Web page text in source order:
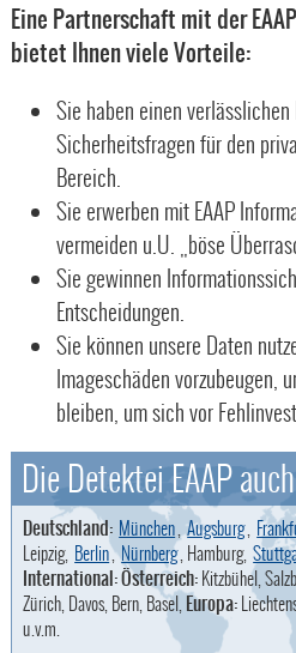
Eine Partnerschaft mit der
bietet Ihnen viele Vorteile:
Sie haben einen
Sicherheitsfragen für den
Bereich.
Sie erwerben mit EAAP
vermeiden u.U. „böse
Sie gewinnen
Entscheidungen.
Sie können unsere Daten
Imageschäden vorzubeugen,
bleiben, um sich vor
Die Detektei EAAP
Deutschland: München Augsburg
Leipzig, Berlin,Nürnberg , Hamburg,
International: Österreich:Kitzbühel,
Zürich, Davos, Bern, Basel,Europa:
u.v.m.